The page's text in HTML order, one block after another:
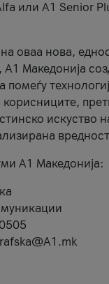
или A1 Senior
оваа нова,
Македонија
помеѓу
искуство
А1 Македонија: